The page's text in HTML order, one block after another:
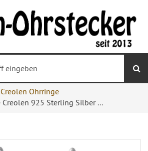
Creolen Ohrringe
925 Sterling Silber ...